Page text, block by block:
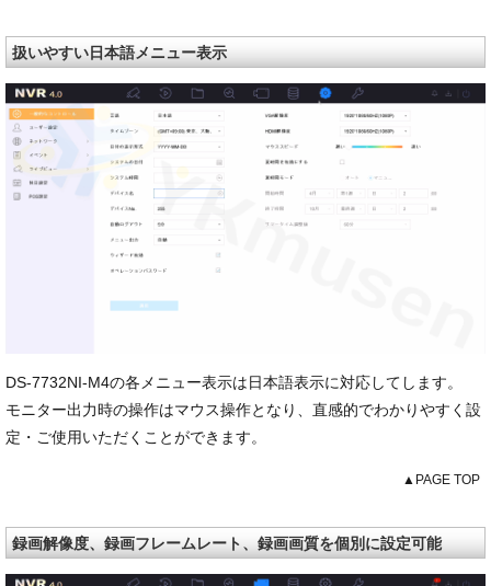
扱いやすい日本語メニュー表示
DS-7732NI-M4の各メニュー表示は日本語表示に対応してします。
モニター出力時の操作はマウス操作となり、直感的でわかりやすく設
定・ご使用いただくことができます。
▲PAGE TOP
録画解像度、録画フレームレート、録画画質を個別に設定可能